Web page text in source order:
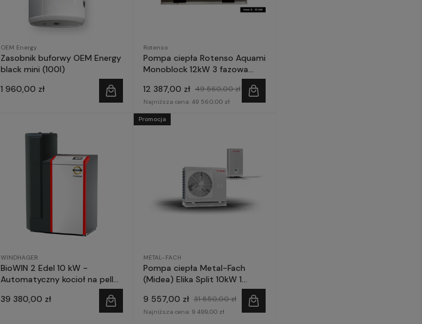
OEM Energy
Zasobnik buforwy OEM Energy
black mini (100l)
1 960,00 zł
Rotenso
Pompa ciepła Rotenso Aquami
Monoblock 12kW 3 fazowa
12 387,00 zł 49 560,00 zł
Najniższa cena: 49 560,00 zł
WINDHAGER
BioWIN 2 Edel 10 kW -
Automatyczny kocioł na pellet
39 380,00 zł
METAL-FACH
Pompa ciepła Metal-Fach
(Midea) Elika Split 10kW 1
9 557,00 zł 31 850,00 zł
Najniższa cena: 9 499,00 zł
Promocja